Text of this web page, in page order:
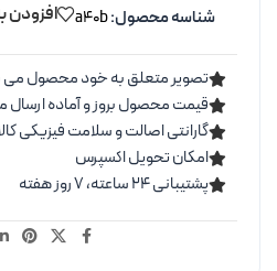
شناسه محصول:a40b افزودن
تصویر متعلق به خود محصول می
قیمت محصول بروز و آماده ارسال
گارانتی اصالت و سلامت فیزیکی
امکان تحویل اکسپرس
پشتیبانی ۲۴ ساعته، ۷ روز هفته